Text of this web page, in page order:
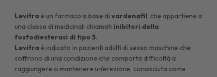
Levitra è un farmaco a base divardenafil, che appartiene a
una classe di medicinali chiamati inibitori della
fosfodiesterasi di tipo 5.
Levitra è indicato in pazienti adulti di sesso maschine che
soffrono di una condizione che comporta difficoltà a
raggiungere o mantenere un'erezione, conosciuta come